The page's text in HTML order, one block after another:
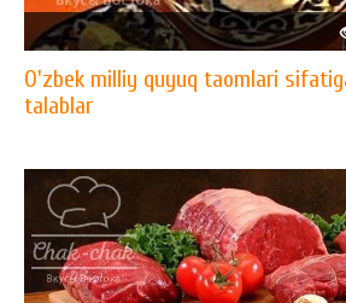
O'zbek milliy quyuq taomlari
talablar